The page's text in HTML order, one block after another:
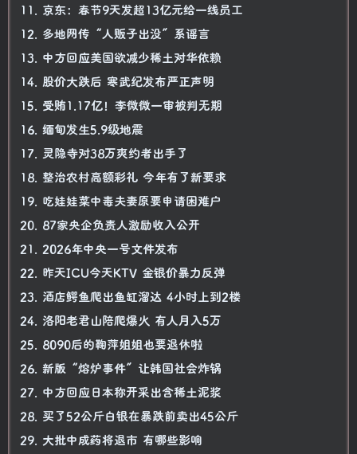
11. 京东：春节9天发超13亿元给一线员工
12. 多地网传“人贩子出没”系谣言
13. 中方回应美国欲减少稀土对华依赖
14. 股价大跌后 寒武纪发布严正声明
15. 受贿1.17亿！李微微一审被判无期
16. 缅甸发生5.9级地震
17. 灵隐寺对38万爽约者出手了
18. 整治农村高额彩礼 今年有了新要求
19. 吃娃娃菜中毒夫妻原要申请困难户
20. 87家央企负责人激励收入公开
21. 2026年中央一号文件发布
22. 昨天ICU今天KTV 金银价暴力反弹
23. 酒店鳄鱼爬出鱼缸溜达 4小时上到2楼
24. 洛阳老君山陪爬爆火 有人月入5万
25. 8090后的鞠萍姐姐也要退休啦
26. 新版“熔炉事件”让韩国社会炸锅
27. 中方回应日本称开采出含稀土泥浆
28. 买了52公斤白银在暴跌前卖出45公斤
29. 大批中成药将退市 有哪些影响